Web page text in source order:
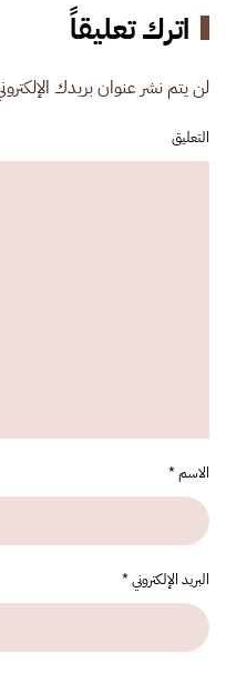
اترك تعليقاً
لن يتم نشر عنوان بريدك
التعليق
الاسم*
البريد الإلكتروني*